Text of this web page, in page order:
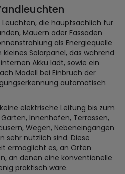
die hauptsächlich für
Mauern oder Fassaden
als Energiequelle
Solarpanel, das während
Akku lädt, sowie ein
Modell bei Einbruch der
automatisch
elektrische Leitung bis zum
Innenhöfen, Terrassen,
Wegen, Nebeneingängen
sehr nützlich sind. Diese
ermöglicht es, an Orten
an denen eine konventionelle
praktisch wäre.